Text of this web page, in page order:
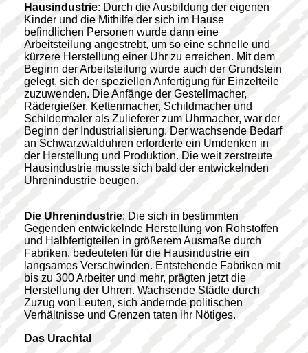
Hausindustrie: Durch die Ausbildung der eigenen
Kinder und die Mithilfe der sich im Hause
befindlichen Personen wurde dann eine
Arbeitsteilung angestrebt, um so eine schnelle und
kürzere Herstellung einer Uhr zu erreichen. Mit dem
Beginn der Arbeitsteilung wurde auch der Grundstein
gelegt, sich der speziellen Anfertigung für Einzelteile
zuzuwenden. Die Anfänge der Gestellmacher,
Rädergießer, Kettenmacher, Schildmacher und
Schildermaler als Zulieferer zum Uhrmacher, war der
Beginn der Industrialisierung. Der wachsende Bedarf
an Schwarzwalduhren erforderte ein Umdenken in
der Herstellung und Produktion. Die weit zerstreute
Hausindustrie musste sich bald der entwickelnden
Uhrenindustrie beugen.
Die Uhrenindustrie: Die sich in bestimmten
Gegenden entwickelnde Herstellung von Rohstoffen
und Halbfertigteilen in größerem Ausmaße durch
Fabriken, bedeuteten für die Hausindustrie ein
langsames Verschwinden. Entstehende Fabriken mit
bis zu 300 Arbeiter und mehr, prägten jetzt die
Herstellung der Uhren. Wachsende Städte durch
Zuzug von Leuten, sich ändernde politischen
Verhältnisse und Grenzen taten ihr Nötiges.
Das Urachtal